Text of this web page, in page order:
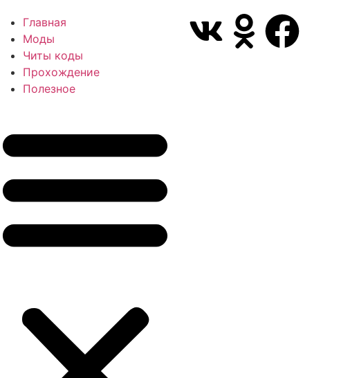
Главная
Моды
Читы коды
Прохождение
Полезное